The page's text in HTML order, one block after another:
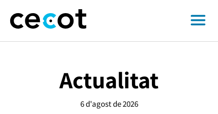
Actualitat
6 d'agost de 2026